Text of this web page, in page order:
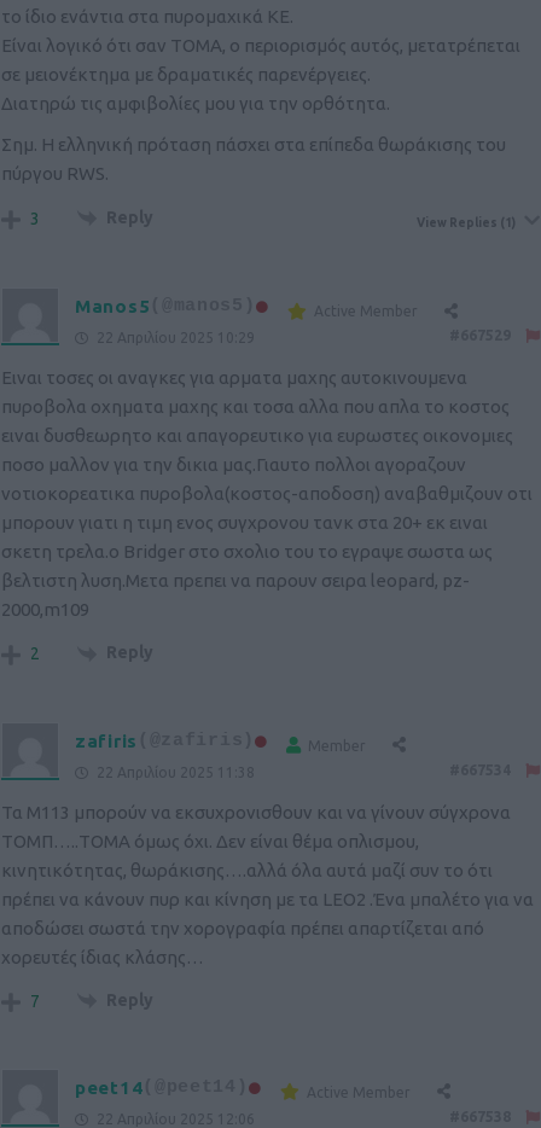
το ίδιο ενάντια στα πυρομαχικά ΚΕ.
Είναι λογικό ότι σαν ΤΟΜΑ, ο περιορισμός αυτός, μετατρέπεται
σε μειονέκτημα με δραματικές παρενέργειες.
Διατηρώ τις αμφιβολίες μου για την ορθότητα.
Σημ. Η ελληνική πρόταση πάσχει στα επίπεδα θωράκισης του
πύργου RWS.
3 Reply View Replies (1)
Manos5
Active Member
22 Απριλίου 2025 10:29
Ειναι τοσες οι αναγκες για αρματα μαχης αυτοκινουμενα
πυροβολα οχηματα μαχης και τοσα αλλα που απλα το κοστος
ειναι δυσθεωρητο και απαγορευτικο για ευρωστες οικονομιες
ποσο μαλλον για την δικια μας.Γιαυτο πολλοι αγοραζουν
νοτιοκορεατικα πυροβολα(κοστος-αποδοση) αναβαθμιζουν οτι
μπορουν γιατι η τιμη ενος συγχρονου τανκ στα 20+ εκ ειναι
σκετη τρελα.ο Bridger στο σχολιο του το εγραψε σωστα ως
βελτιστη λυση.Μετα πρεπει να παρουν σειρα leopard, pz-
2000,m109
2 Reply
zafiris
Member
22 Απριλίου 2025 11:38
Τα M113 μπορούν να εκσυχρονισθουν και να γίνουν σύγχρονα
ΤΟΜΠ…..ΤΟΜΑ όμως όχι. Δεν είναι θέμα οπλισμου,
κινητικότητας, θωράκισης….αλλά όλα αυτά μαζί συν το ότι
πρέπει να κάνουν πυρ και κίνηση με τα LEO2 .Ένα μπαλέτο για να
αποδώσει σωστά την χορογραφία πρέπει απαρτίζεται από
χορευτές ίδιας κλάσης…
7 Reply
peet14
Active Member
22 Απριλίου 2025 12:06